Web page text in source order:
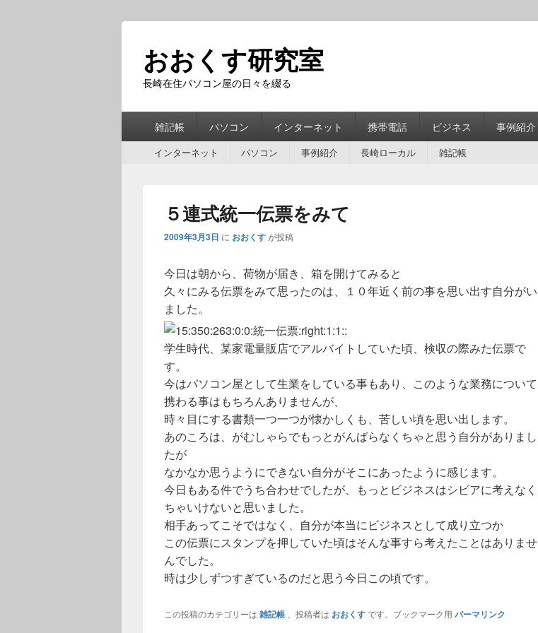
おおくす研究室
長崎在住パソコン屋の日々を綴る
雑記帳 パソコン インターネット 携帯電話 ビジネス 事例紹介
インターネット パソコン 事例紹介 長崎ローカル 雑記帳
５連式統一伝票をみて
2009年3月3日 に おおくすが投稿
今日は朝から、荷物が届き、箱を開けてみると
久々にみる伝票をみて思ったのは、１０年近く前の事を思い出す自分がい
ました。
学生時代、某家電量販店でアルバイトしていた頃、検収の際みた伝票で
す。
今はパソコン屋として生業をしている事もあり、このような業務について
携わる事はもちろんありませんが、
時々目にする書類一つ一つが懐かしくも、苦しい頃を思い出します。
あのころは、がむしゃらでもっとがんばらなくちゃと思う自分がありまし
たが
なかなか思うようにできない自分がそこにあったように感じます。
今日もある件でうち合わせでしたが、もっとビジネスはシビアに考えなく
ちゃいけないと思いました。
相手あってこそではなく、自分が本当にビジネスとして成り立つか
この伝票にスタンプを押していた頃はそんな事すら考えたことはありませ
んでした。
時は少しずつすぎているのだと思う今日この頃です。
この投稿のカテゴリーは 雑記帳 、投稿者は おおくすです。ブックマーク用 パーマリンク